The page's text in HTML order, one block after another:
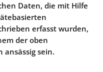
Daten, die mit Hilfe
erfasst wurden,
der oben
ansässig sein.